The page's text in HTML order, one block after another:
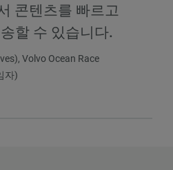
콘텐츠를 빠르고
할 수 있습니다.
Volvo Ocean Race
자)